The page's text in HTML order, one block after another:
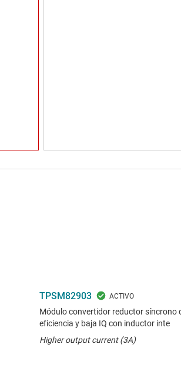
TPSM82903
Módulo convertidor reductor síncrono
eficiencia y baja IQ con inductor inte
Higher output current (3A)